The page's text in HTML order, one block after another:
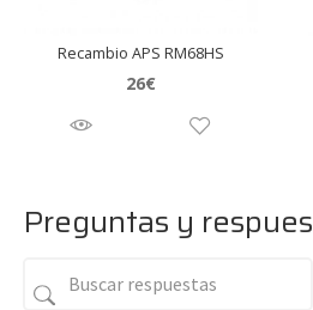
Recambio APS RM68HS
26€
Preguntas y